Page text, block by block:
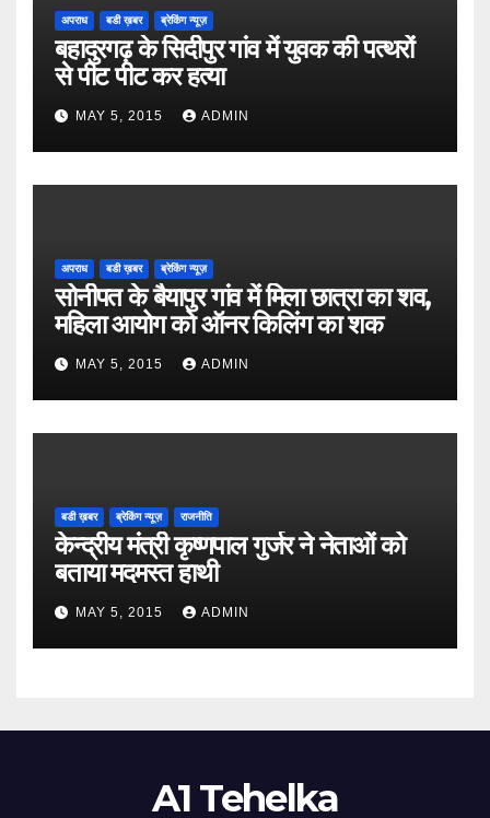
अपराध बडी ख़बर ब्रेकिंग न्यूज़
बहादुरगढ़ के सिदीपुर गांव में युवक की पत्थरों
से पीट पीट कर हत्या
MAY 5, 2015 ADMIN
अपराध बडी ख़बर ब्रेकिंग न्यूज़
सोनीपत के बैयापुर गांव में मिला छात्रा का शव,
महिला आयोग को ऑनर किलिंग का शक
MAY 5, 2015 ADMIN
बडी ख़बर ब्रेकिंग न्यूज़ राजनीति
केन्द्रीय मंत्री कृष्णपाल गुर्जर ने नेताओं को
बताया मदमस्त हाथी
MAY 5, 2015 ADMIN
A1 Tehelka